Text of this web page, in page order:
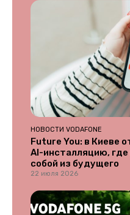
НОВОСТИ VODAFONE
Future You: в Киеве
AI-инсталляцию,
собой из будущего
22 июля 2026